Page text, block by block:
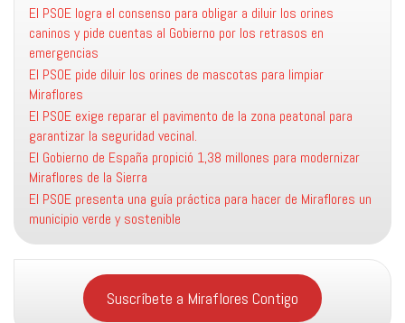
El PSOE logra el consenso para obligar a diluir los orines
caninos y pide cuentas al Gobierno por los retrasos en
emergencias
El PSOE pide diluir los orines de mascotas para limpiar
Miraflores
El PSOE exige reparar el pavimento de la zona peatonal para
garantizar la seguridad vecinal.
El Gobierno de España propició 1,38 millones para modernizar
Miraflores de la Sierra
El PSOE presenta una guía práctica para hacer de Miraflores un
municipio verde y sostenible
Suscríbete a Miraflores Contigo